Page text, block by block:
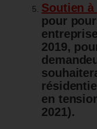
Soutien
pour
2019,
en
2021).